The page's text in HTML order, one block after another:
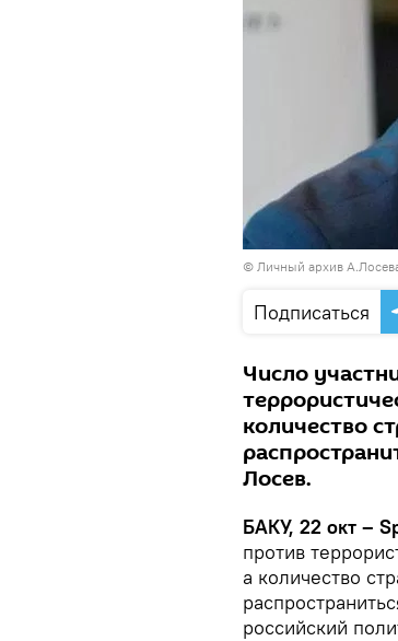
© Личный архив
Подписаться
Число
количество
Лосев.
БАКУ, 22 окт –
против
а количество
российский